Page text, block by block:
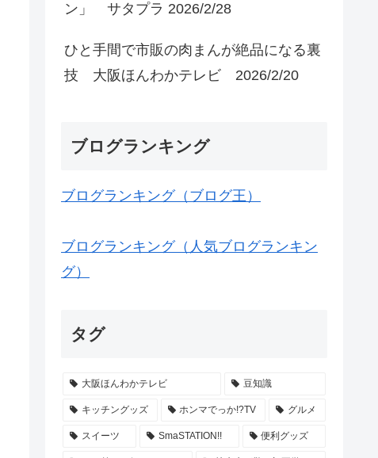
ン」 サタプラ 2026/2/28
ひと手間で市販の肉まんが絶品になる裏
技 大阪ほんわかテレビ 2026/2/20
ブログランキング
ブログランキング（ブログ王）
ブログランキング（人気ブログランキン
グ）
タグ
大阪ほんわかテレビ 豆知識
キッチングッズ ホンマでっか!?TV グルメ
スイーツ SmaSTATION!! 便利グッズ